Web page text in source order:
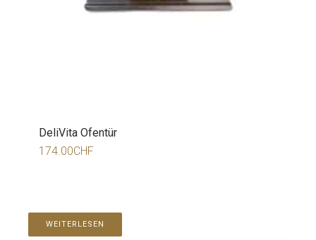
DeliVita Ofentür
174.00CHF
WEITERLESEN